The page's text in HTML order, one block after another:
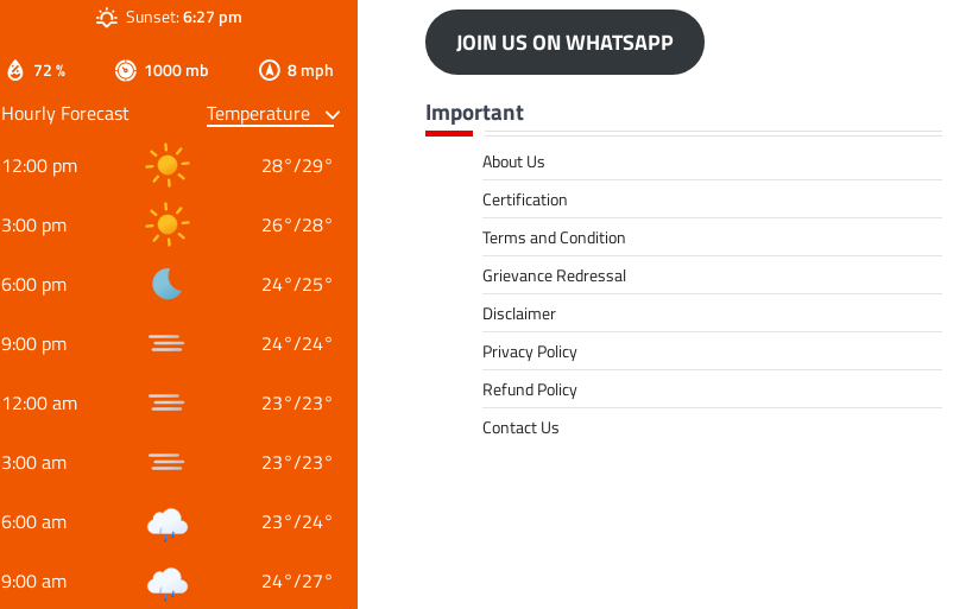
72 % 1000 mb 8 mph
Sunset:6:27 pm
Hourly Forecast
12:00 pm
28°/29°
3:00 pm 26°/28°
6:00 pm 24°/25°
9:00 pm 24°/24°
12:00 am 23°/23°
3:00 am 23°/23°
6:00 am 23°/24°
9:00 am 24°/27°
JOIN US ON WHATSAPP
Important
About Us
Certification
Terms and Condition
Grievance Redressal
Disclaimer
Privacy Policy
Refund Policy
Contact Us